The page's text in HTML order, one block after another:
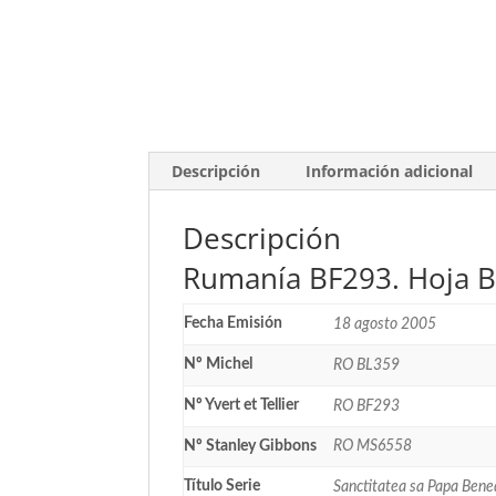
Descripción Información adicional
Descripción
Rumanía BF293. Hoja
Fecha Emisión 18 agosto 2005
Nº Michel RO BL359
Nº Yvert et Tellier RO BF293
Nº Stanley Gibbons RO MS6558
Título Serie Sanctitatea sa Papa